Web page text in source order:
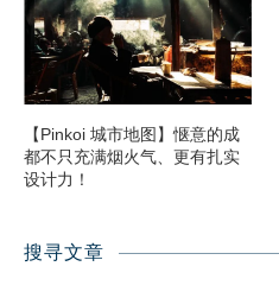
【Pinkoi 城市地图】惬意的成
都不只充满烟火气、更有扎实
设计力！
搜寻文章